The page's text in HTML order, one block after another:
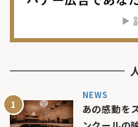
NEWS
あの感動を